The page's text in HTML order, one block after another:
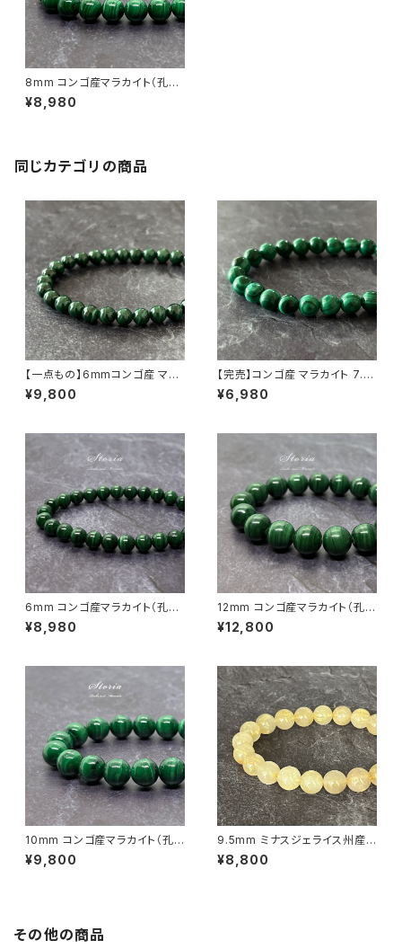
8mm コンゴ産マラカイト（孔雀
石）ブレスレット
¥8,980
同じカテゴリの商品
【一点もの】6mmコンゴ産 マラ
カイト ブレスレット【鑑別済み】
¥9,800
【完売】コンゴ産 マラカイト 7.5
mm ブレスレット（天眼模様・鑑
別済み・一点もの）
¥6,980
6mm コンゴ産マラカイト（孔雀
石）ブレスレット
¥8,980
12mm コンゴ産マラカイト（孔雀
石）ブレスレット
¥12,800
10mm コンゴ産マラカイト（孔
雀石）ブレスレット
¥9,800
9.5mm ミナスジェライス州産
ゴールデン ルチルクォーツ ブレ
スレット【鑑別済み・画像現物・R
¥8,800
その他の商品